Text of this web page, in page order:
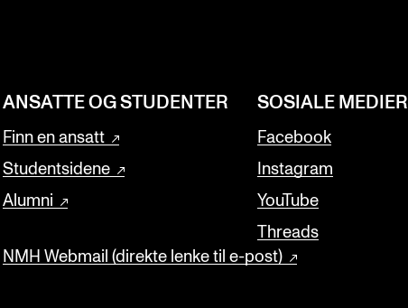
ANSATTE OG STUDENTER
Finn en ansatt
Studentsidene
Alumni
NMH Webmail (direkte lenke til e-post)
SOSIALE MEDIER
Facebook
Instagram
YouTube
Threads